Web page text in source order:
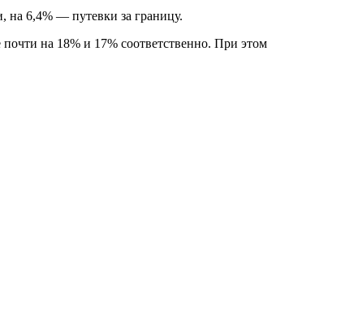
на 6,4% — путевки за границу.
на 18% и 17% соответственно. При этом